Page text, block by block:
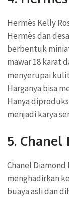
Hermès Kelly
Hermès dan
berbentuk
mawar 18 karat
menyerupai
Harganya bisa
Hanya
menjadi karya
5. Chanel
Chanel Diamond
menghadirkan
buaya asli dan